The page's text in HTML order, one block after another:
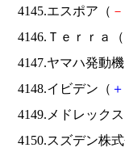
4145.エスポア（ －
4146.Ｔｅｒｒａ（
4147.ヤマハ発動
4148.イビデン（ ＋
4149.メドレック
4150.スズデン株